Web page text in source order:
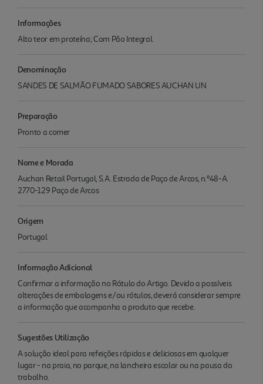
Informações
Alto teor em proteína; Com Pão Integral.
Denominação
SANDES DE SALMÃO FUMADO SABORES AUCHAN UN
Preparação
Pronto a comer
Nome e Morada
Auchan Retail Portugal, S.A. Estrada de Paço de Arcos, n.º48-A.
2770-129 Paço de Arcos
Origem
Portugal
Informação Adicional
Confirmar a informação no Rótulo do Artigo. Devido a possíveis
alterações de embalagens e/ou rótulos, deverá considerar sempre
a informação que acompanha o produto que recebe.
Sugestões Utilização
A solução ideal para refeições rápidas e deliciosas em qualquer
lugar - na praia, no parque, na lancheira escolar ou na pausa do
trabalho.